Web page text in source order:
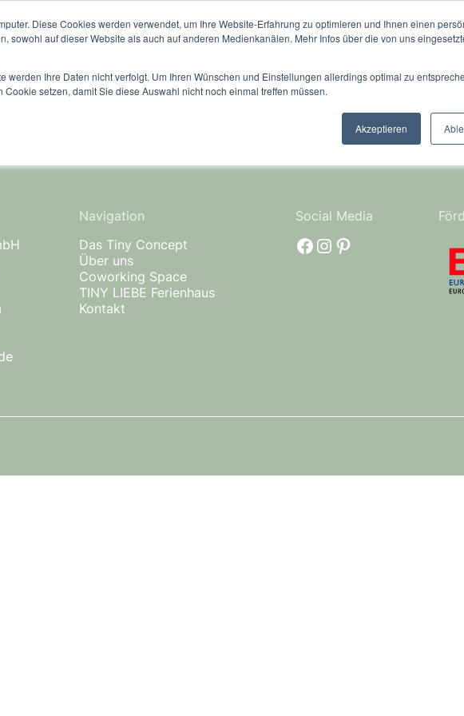
Diese Cookies werden verwendet, um Ihre Website-Erfahrung zu optimieren und Ihnen einen
sowohl auf dieser Website als auch auf anderen Medienkanälen. Mehr Infos über die von uns
werden Ihre Daten nicht verfolgt. Um Ihren Wünschen und Einstellungen allerdings optimal zu
setzen, damit Sie diese Auswahl nicht noch einmal treffen müssen.
Akzeptieren
Über uns Coworking Space TINY LIEBE Ferienhaus Kontakt
Navigation
Das Tiny Concept
Über uns
Coworking Space
TINY LIEBE Ferienhaus
Kontakt
Social Media
facebook
Instagram
Pinterest